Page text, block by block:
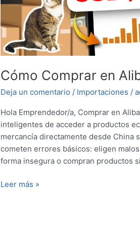
Cómo Comprar en
Deja un comentario / Importaciones /
Hola Emprendedor/a, Comprar en
inteligentes de acceder a productos
mercancía directamente desde China
cometen errores básicos: eligen
forma insegura o compran productos
Leer más »